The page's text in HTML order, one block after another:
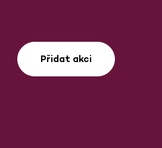
Přidat akci